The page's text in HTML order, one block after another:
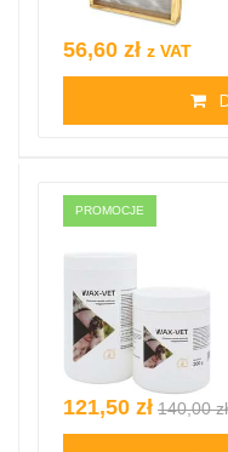
56,60 zł z VAT
PROMOCJE
121,50 zł 140,00 zł